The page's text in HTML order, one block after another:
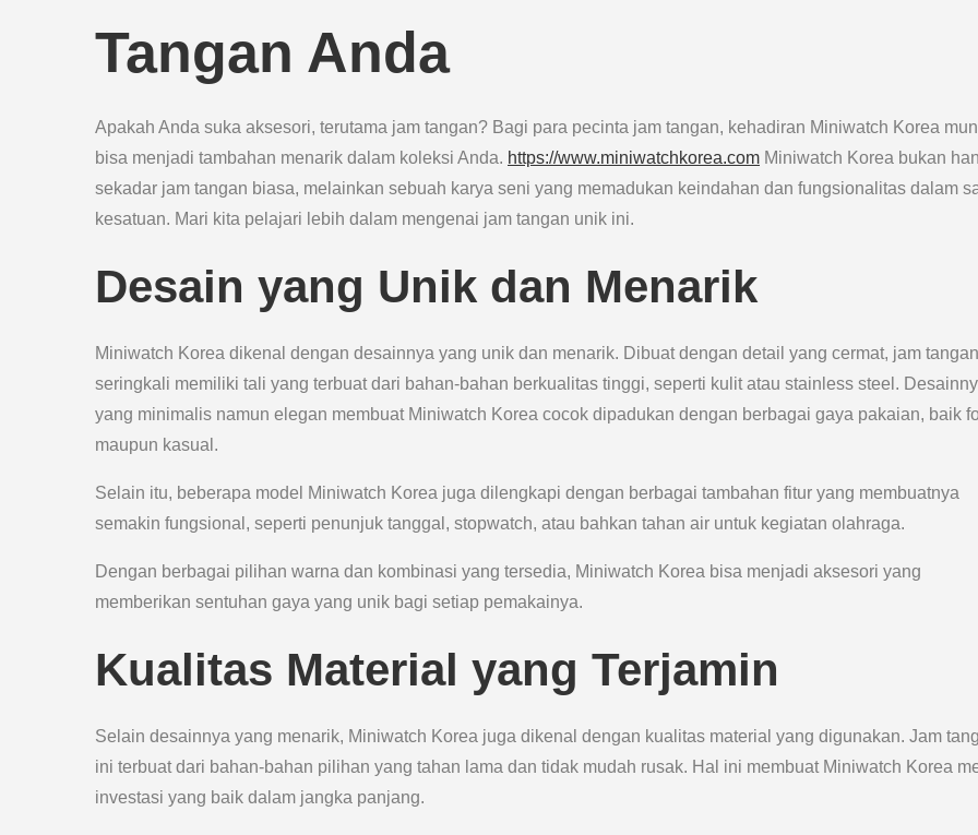
Tangan Anda
Apakah Anda suka aksesori, terutama jam tangan? Bagi para pecinta jam tangan, kehadiran Miniwatch Korea
bisa menjadi tambahan menarik dalam koleksi Anda. https://www.miniwatchkorea.com Miniwatch Korea bukan
sekadar jam tangan biasa, melainkan sebuah karya seni yang memadukan keindahan dan fungsionalitas dalam
kesatuan. Mari kita pelajari lebih dalam mengenai jam tangan unik ini.
Desain yang Unik dan Menarik
Miniwatch Korea dikenal dengan desainnya yang unik dan menarik. Dibuat dengan detail yang cermat, jam
seringkali memiliki tali yang terbuat dari bahan-bahan berkualitas tinggi, seperti kulit atau stainless steel.
yang minimalis namun elegan membuat Miniwatch Korea cocok dipadukan dengan berbagai gaya pakaian, baik
maupun kasual.
Selain itu, beberapa model Miniwatch Korea juga dilengkapi dengan berbagai tambahan fitur yang membuatnya
semakin fungsional, seperti penunjuk tanggal, stopwatch, atau bahkan tahan air untuk kegiatan olahraga.
Dengan berbagai pilihan warna dan kombinasi yang tersedia, Miniwatch Korea bisa menjadi aksesori yang
memberikan sentuhan gaya yang unik bagi setiap pemakainya.
Kualitas Material yang Terjamin
Selain desainnya yang menarik, Miniwatch Korea juga dikenal dengan kualitas material yang digunakan. Jam
ini terbuat dari bahan-bahan pilihan yang tahan lama dan tidak mudah rusak. Hal ini membuat Miniwatch Korea
investasi yang baik dalam jangka panjang.